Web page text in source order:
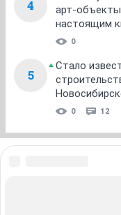
4
арт-
настоящим
0
5
Стало
0 12